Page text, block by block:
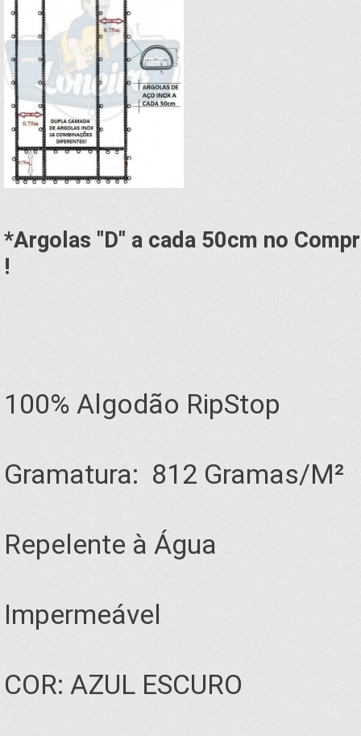
*Argolas "D" a cada 50cm no
!
100% Algodão RipStop
Gramatura: 812 Gramas/M²
Repelente à Água
Impermeável
COR: AZUL ESCURO